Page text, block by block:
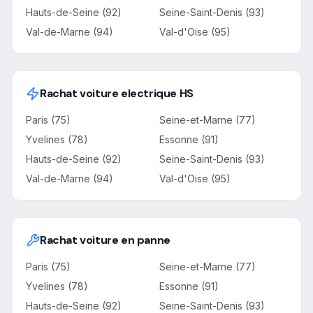
Hauts-de-Seine (92)
Seine-Saint-Denis (93)
Val-de-Marne (94)
Val-d'Oise (95)
Rachat voiture electrique HS
Paris (75)
Seine-et-Marne (77)
Yvelines (78)
Essonne (91)
Hauts-de-Seine (92)
Seine-Saint-Denis (93)
Val-de-Marne (94)
Val-d'Oise (95)
Rachat voiture en panne
Paris (75)
Seine-et-Marne (77)
Yvelines (78)
Essonne (91)
Hauts-de-Seine (92)
Seine-Saint-Denis (93)